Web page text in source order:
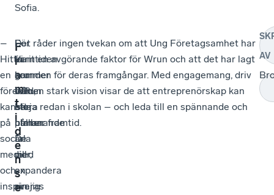
Sofia.
–
Hitta
en
förebild,
kanske
på
sociala
medier,
och
inspireras
F
r
a
m
t
i
d
e
n
s
e
För
framtiden
har
WRun
stora
planer.
De
vill
expandera
sin
–
Vi
kommer
från
ett
utmanande
år
med
en
svajig
Det råder ingen tvekan om att Ung Företagsamhet har
varit en avgörande faktor för Wrun och att det har lagt
grunden för deras framgångar. Med engagemang, driv
och en stark vision visar de att entreprenörskap kan
börja redan i skolan – och leda till en spännande och
hållbar framtid.
AV